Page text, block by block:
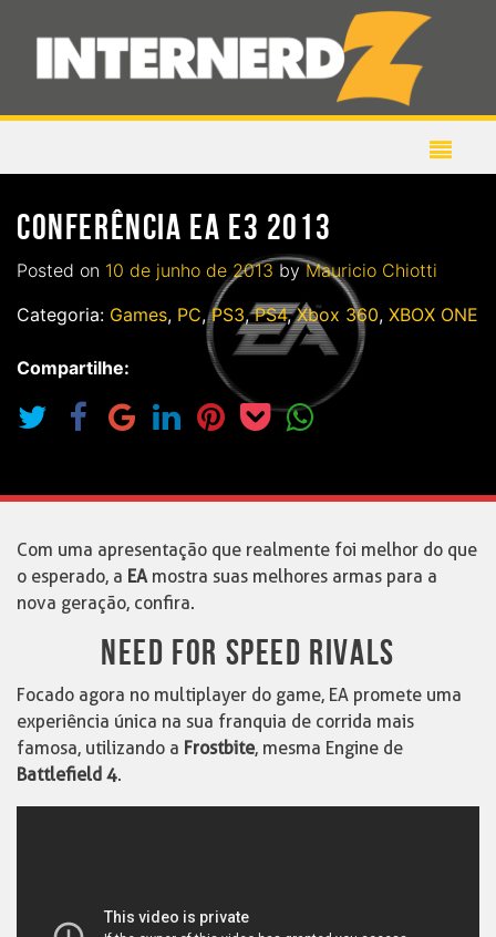
CONFERÊNCIA EA E3 2013
Posted on 10 de junho de 2013 byMauricio Chiotti
Categoria: Games, PC,PS3,PS4,Xbox 360, XBOX ONE
Compartilhe:
Com uma apresentação que realmente foi melhor do que
o esperado, a EAmostra suas melhores armas para a
nova geração, confira.
NEED FOR SPEED RIVALS
Focado agora no multiplayer do game, EA promete uma
experiência única na sua franquia de corrida mais
famosa, utilizando a Frostbite, mesma Engine de
Battlefield 4.